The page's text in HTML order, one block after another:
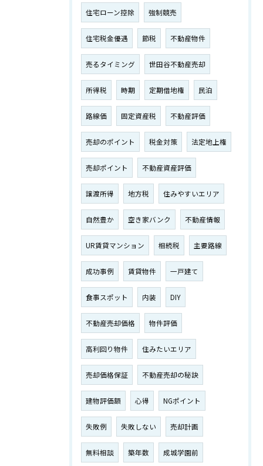
住宅ローン控除 強制競売
住宅税金優遇 節税 不動産物件
売るタイミング 世田谷不動産売却
所得税 時期 定期借地権 民泊
路線価 固定資産税 不動産評価
売却のポイント 税金対策 法定地上権
売却ポイント 不動産資産評価
譲渡所得 地方税 住みやすいエリア
自然豊か 空き家バンク 不動産情報
UR賃貸マンション 相続税 主要路線
成功事例 賃貸物件 一戸建て
食事スポット 内装 DIY
不動産売却価格 物件評価
高利回り物件 住みたいエリア
売却価格保証 不動産売却の秘訣
建物評価額 心得 NGポイント
失敗例 失敗しない 売却計画
無料相談 築年数 成城学園前